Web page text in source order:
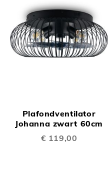
Plafondventilator
Johanna zwart 60cm
€ 119,00